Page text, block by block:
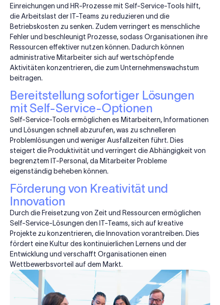
Einreichungen und HR-Prozesse mit Self-Service-Tools hilft,
die Arbeitslast der IT-Teams zu reduzieren und die
Betriebskosten zu senken. Zudem verringert es menschliche
Fehler und beschleunigt Prozesse, sodass Organisationen ihre
Ressourcen effektiver nutzen können. Dadurch können
administrative Mitarbeiter sich auf wertschöpfende
Aktivitäten konzentrieren, die zum Unternehmenswachstum
beitragen.
Bereitstellung sofortiger Lösungen
mit Self-Service-Optionen
Self-Service-Tools ermöglichen es Mitarbeitern, Informationen
und Lösungen schnell abzurufen, was zu schnelleren
Problemlösungen und weniger Ausfallzeiten führt. Dies
steigert die Produktivität und verringert die Abhängigkeit von
begrenztem IT-Personal, da Mitarbeiter Probleme
eigenständig beheben können.
Förderung von Kreativität und
Innovation
Durch die Freisetzung von Zeit und Ressourcen ermöglichen
Self-Service-Lösungen den IT-Teams, sich auf kreative
Projekte zu konzentrieren, die Innovation vorantreiben. Dies
fördert eine Kultur des kontinuierlichen Lernens und der
Entwicklung und verschafft Organisationen einen
Wettbewerbsvorteil auf dem Markt.